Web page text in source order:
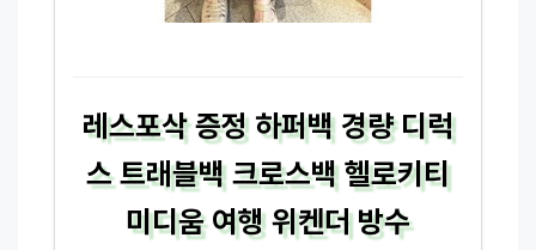
레스포삭 증정 하퍼백 경량 디럭
스 트래블백 크로스백 헬로키티
미디움 여행 위켄더 방수